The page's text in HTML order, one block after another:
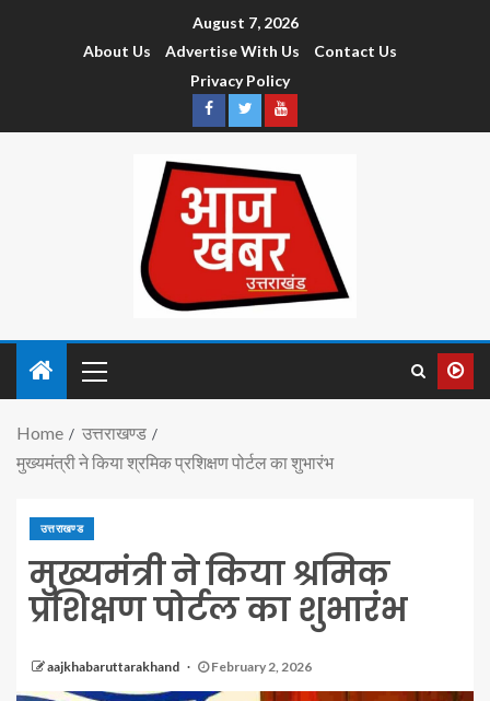
August 7, 2026
About Us
Advertise With Us
Contact Us
Privacy Policy
Home
उत्तराखण्ड
मुख्यमंत्री ने किया श्रमिक प्रशिक्षण पोर्टल का शुभारंभ
उत्तराखण्ड
मुख्यमंत्री ने किया श्रमिक
प्रशिक्षण पोर्टल का शुभारंभ
aajkhabaruttarakhand February 2, 2026